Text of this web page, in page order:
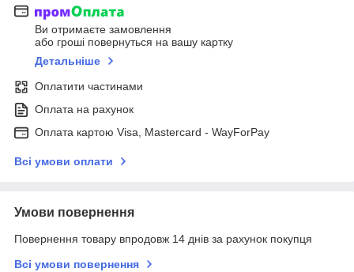
Ви отримаєте замовлення
або гроші повернуться на вашу картку
Детальніше
Оплатити частинами
Оплата на рахунок
Оплата картою Visa, Mastercard - WayForPay
Всі умови оплати
Умови повернення
Повернення товару впродовж 14 днів за рахунок покупця
Всі умови повернення